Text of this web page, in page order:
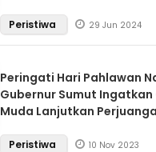
Peristiwa 29 Jun 2024
Peringati Hari Pahlawan
Gubernur Sumut Ingatkan
Muda Lanjutkan
Peristiwa 10 Nov 2023